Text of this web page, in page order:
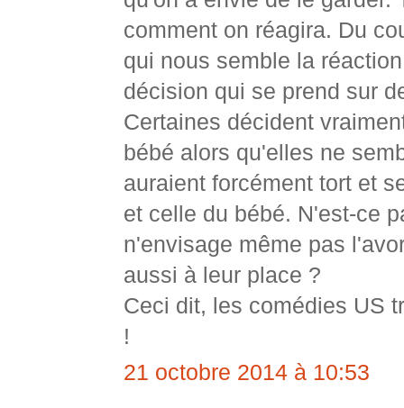
comment on réagira. Du
qui nous semble la
décision qui se prend sur
Certaines décident
bébé alors qu'elles ne
auraient forcément tort et
et celle du bébé. N'est-ce
n'envisage même pas
aussi à leur place ?
Ceci dit, les comédies US
!
21 octobre 2014 à 10:53